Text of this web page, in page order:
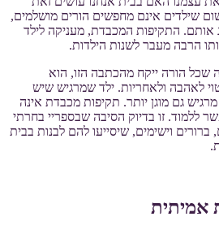
שילדים אינם מחפשים הורים מושלמים,
אותם. התקיפות המכבדת, מעניקה לילד
הרבה מעבר לשנות הילדות.
שכל הורה ייקח מהכתבה הזו, הוא
לאהבה ולאחריות. ילד שמרגיש שיש
גם מוגן יותר. תקיפות מכבדת אינה
ללמוד. זו בדיוק הסיבה שבספריי בחרתי
וישימים, שיסייעו להם לבנות בבית
אמיתית